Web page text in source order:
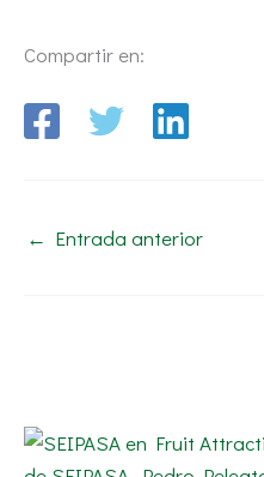
Compartir en:
← Entrada anterior